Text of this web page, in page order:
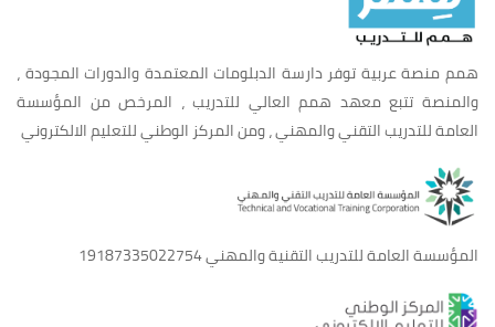
همم منصة عربية توفر دارسة الدبلومات المعتمدة والدورات المجودة ،
والمنصة تتبع معهد همم العالي للتدريب ، المرخص من المؤسسة
العامة للتدريب التقني والمهني ، ومن المركز الوطني للتعليم الالكتروني
المؤسسة العامة للتدريب التقنية والمهني19187335022754